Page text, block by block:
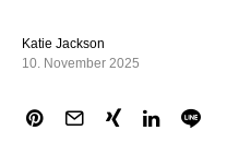
Katie Jackson
10. November 2025